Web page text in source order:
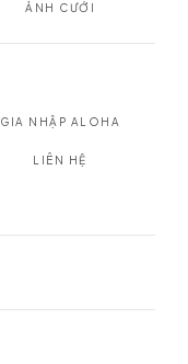
ẢNH CƯỚI
GIA NHẬP ALOHA
LIÊN HỆ